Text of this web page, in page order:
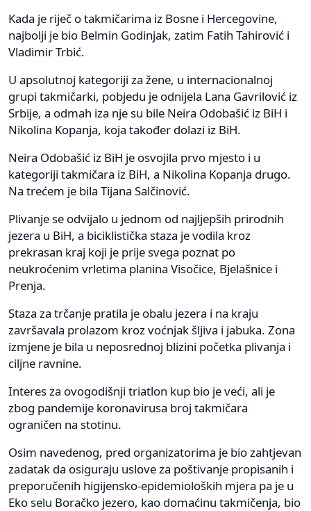
Kada je riječ o takmičarima iz Bosne i Hercegovine,
najbolji je bio Belmin Godinjak, zatim Fatih Tahirović i
Vladimir Trbić.
U apsolutnoj kategoriji za žene, u internacionalnoj
grupi takmičarki, pobjedu je odnijela Lana Gavrilović iz
Srbije, a odmah iza nje su bile Neira Odobašić iz BiH i
Nikolina Kopanja, koja također dolazi iz BiH.
Neira Odobašić iz BiH je osvojila prvo mjesto i u
kategoriji takmičara iz BiH, a Nikolina Kopanja drugo.
Na trećem je bila Tijana Salčinović.
Plivanje se odvijalo u jednom od najljepših prirodnih
jezera u BiH, a biciklistička staza je vodila kroz
prekrasan kraj koji je prije svega poznat po
neukroćenim vrletima planina Visočice, Bjelašnice i
Prenja.
Staza za trčanje pratila je obalu jezera i na kraju
završavala prolazom kroz voćnjak šljiva i jabuka. Zona
izmjene je bila u neposrednoj blizini početka plivanja i
ciljne ravnine.
Interes za ovogodišnji triatlon kup bio je veći, ali je
zbog pandemije koronavirusa broj takmičara
ograničen na stotinu.
Osim navedenog, pred organizatorima je bio zahtjevan
zadatak da osiguraju uslove za poštivanje propisanih i
preporučenih higijensko-epidemioloških mjera pa je u
Eko selu Boračko jezero, kao domaćinu takmičenja, bio